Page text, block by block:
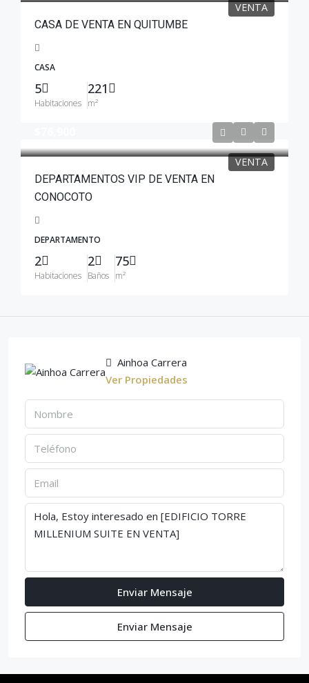
VENTA
CASA DE VENTA EN QUITUMBE
CASA
5
Habitaciones
221
m²
VENTA
DEPARTAMENTOS VIP DE VENTA EN
CONOCOTO
DEPARTAMENTO
2
Habitaciones
2
Baños
75
m²
Ainhoa Carrera
Ver Propiedades
Enviar Mensaje
Enviar Mensaje